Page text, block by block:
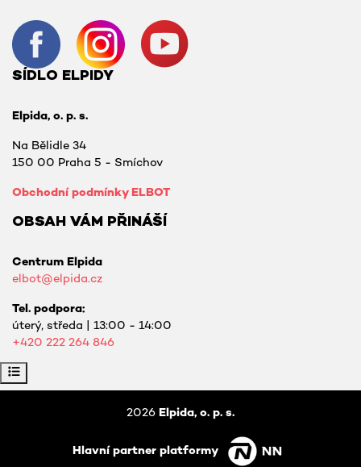
Otevřít indexu kurzu
SÍDLO ELPIDY
Elpida, o. p. s.
Na Bělidle 34
150 00 Praha 5 - Smíchov
Obchodní podmínky ELBOT
OBSAH VÁM PŘINÁŠÍ
Centrum Elpida
elbot@elpida.cz
Tel. podpora:
úterý, středa | 13:00 - 14:00
+420 222 264 846
2026 Elpida, o. p. s.
Hlavní partner platformy